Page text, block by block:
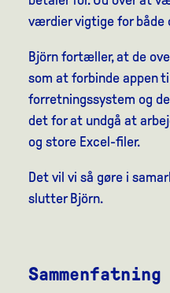
værdier vigtige for både
Björn fortæller, at de
som at forbinde appen
forretningssystem og
det for at undgå at
og store Excel-filer.
Det vil vi så gøre i
slutter Björn.
Sammenfatning